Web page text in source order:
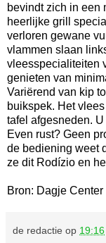
bevindt zich in een
heerlijke grill
verloren gewane
vlammen slaan
vleesspecialiteiten
genieten van
Variërend van kip
buikspek. Het
tafel afgesneden.
Even rust? Geen
de bediening weet
ze dit Rodízio en
Bron: Dagje Center
de redactie op 19:16